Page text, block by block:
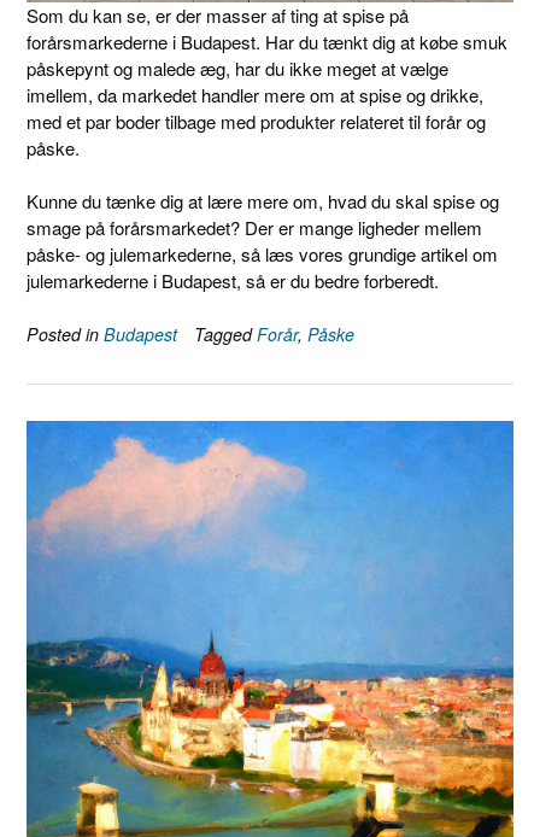
Som du kan se, er der masser af ting at spise på
forårsmarkederne i Budapest. Har du tænkt dig at købe smuk
påskepynt og malede æg, har du ikke meget at vælge
imellem, da markedet handler mere om at spise og drikke,
med et par boder tilbage med produkter relateret til forår og
påske.
Kunne du tænke dig at lære mere om, hvad du skal spise og
smage på forårsmarkedet? Der er mange ligheder mellem
påske- og julemarkederne, så læs vores grundige artikel om
julemarkederne i Budapest, så er du bedre forberedt.
Posted in Budapest TaggedForår, Påske